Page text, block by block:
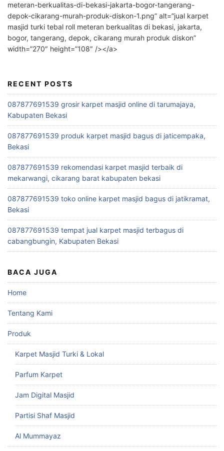
meteran-berkualitas-di-bekasi-jakarta-bogor-tangerang-
depok-cikarang-murah-produk-diskon-1.png” alt=”jual karpet
masjid turki tebal roll meteran berkualitas di bekasi, jakarta,
bogor, tangerang, depok, cikarang murah produk diskon”
width=”270″ height=”108″ /></a>
RECENT POSTS
087877691539 grosir karpet masjid online di tarumajaya,
Kabupaten Bekasi
087877691539 produk karpet masjid bagus di jaticempaka,
Bekasi
087877691539 rekomendasi karpet masjid terbaik di
mekarwangi, cikarang barat kabupaten bekasi
087877691539 toko online karpet masjid bagus di jatikramat,
Bekasi
087877691539 tempat jual karpet masjid terbagus di
cabangbungin, Kabupaten Bekasi
BACA JUGA
Home
Tentang Kami
Produk
Karpet Masjid Turki & Lokal
Parfum Karpet
Jam Digital Masjid
Partisi Shaf Masjid
Al Mummayaz